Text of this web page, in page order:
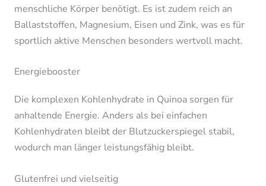
menschliche Körper benötigt. Es ist zudem reich an
Ballaststoffen, Magnesium, Eisen und Zink, was es für
sportlich aktive Menschen besonders wertvoll macht.
Energiebooster
Die komplexen Kohlenhydrate in Quinoa sorgen für
anhaltende Energie. Anders als bei einfachen
Kohlenhydraten bleibt der Blutzuckerspiegel stabil,
wodurch man länger leistungsfähig bleibt.
Glutenfrei und vielseitig